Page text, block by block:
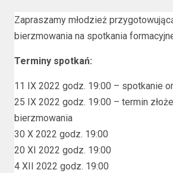
Zapraszamy młodzież
bierzmowania na spotkania
Terminy spotkań:
11 IX 2022 godz. 19:00 – spotkanie
25 IX 2022 godz. 19:00 – termin
bierzmowania
30 X 2022 godz. 19:00
20 XI 2022 godz. 19:00
4 XII 2022 godz. 19:00